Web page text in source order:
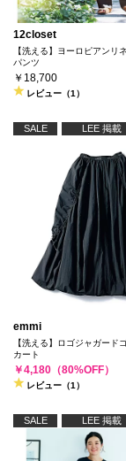
12closet
【洗える】ヨーロピアンリ
パンツ
￥18,700
レビュー（1）
SALE LEE 掲載
emmi
【洗える】ロゴジャガード
カート
￥4,180（80%OFF）
レビュー（1）
SALE LEE 掲載